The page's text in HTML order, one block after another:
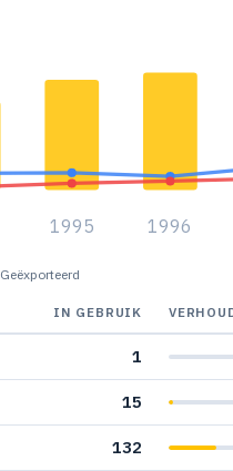
1995 1996
Geëxporteerd
IN GEBRUIK
1
15
132